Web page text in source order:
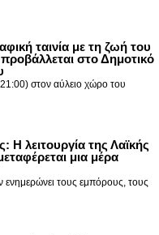
ταινία με τη ζωή του
στο Δημοτικό
στον αύλειο χώρο του
H λειτουργία της Λαϊκής
μια μέρα
τους εμπόρους, τους